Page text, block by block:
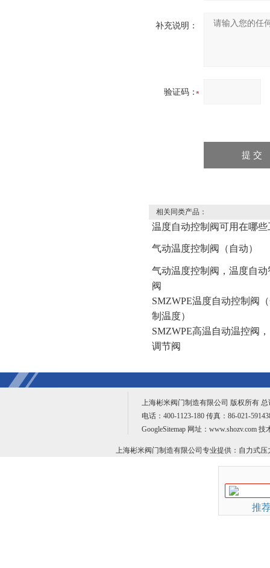
补充说明：
验证码：
相关同类产品：
温度自动控制阀可用在哪
气动温度控制阀（自动）
气动温度控制阀，温度自
阀
SMZWPE温度自动控制阀
制温度）
SMZWPE高温自动温控阀
调节阀
上海彬米阀门制造有限公司 版权所有
电话：400-1123-180 传真：86-021-
GoogleSitemap 网址：www.shozv.com 技
上海彬米阀门制造有限公司专业提供： 自力式压
推